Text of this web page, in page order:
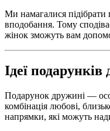
Ми намагалися підібрати
вподобання. Тому
жінок зможуть вам
Ідеї
Подарунок дружині —
комбінація любові,
напрямки, які можуть